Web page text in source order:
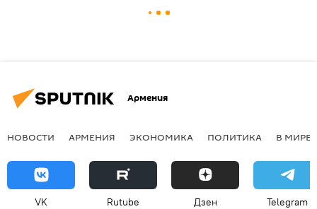
Армения
НОВОСТИ АРМЕНИЯ ЭКОНОМИКА ПОЛИТИКА В МИРЕ
VK Rutube Дзен Telegram